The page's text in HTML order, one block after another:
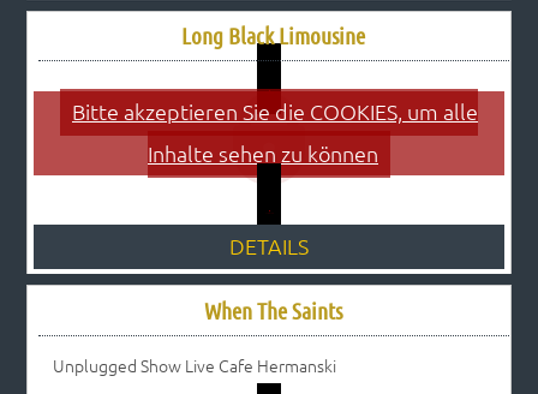
Long Black Limousine
Bitte akzeptieren Sie die COOKIES, um alle
Inhalte sehen zu können
DETAILS
When The Saints
Unplugged Show Live Cafe Hermanski